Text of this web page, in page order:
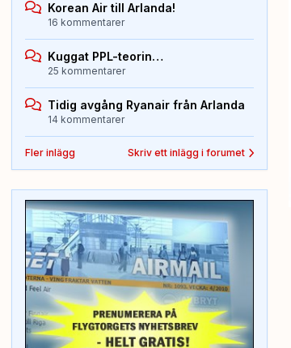
Korean Air till Arlanda!
16 kommentarer
Kuggat PPL-teorin…
25 kommentarer
Tidig avgång Ryanair från Arlanda
14 kommentarer
Fler inlägg Skriv ett inlägg i forumet